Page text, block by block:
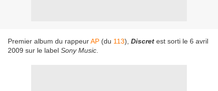
Premier album du rappeurAP (du 113), Discret est sorti le 6 avril
2009 sur le label Sony Music